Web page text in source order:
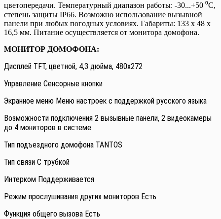
цветопередачи. Температурный диапазон работы: -30...+50 ⁰С,
степень защиты IP66. Возможно использование вызывной
панели при любых погодных условиях. Габариты: 133 x 48 x
16,5 мм. Питание осуществляется от монитора домофона.
МОНИТОР ДОМОФОНА:
Дисплей TFT, цветной, 4,3 дюйма, 480x272
Управление Сенсорные кнопки
Экранное меню Меню настроек с поддержкой русского языка
Возможности подключения 2 вызывные панели, 2 видеокамеры
до 4 мониторов в системе
Тип подъездного домофона TANTOS
Тип связи С трубкой
Интерком Поддерживается
Режим прослушивания других мониторов Есть
Функция общего вызова Есть